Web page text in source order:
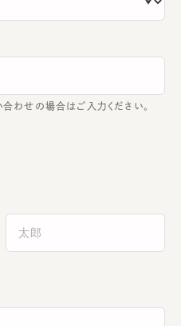
わせの場合はご入力ください。